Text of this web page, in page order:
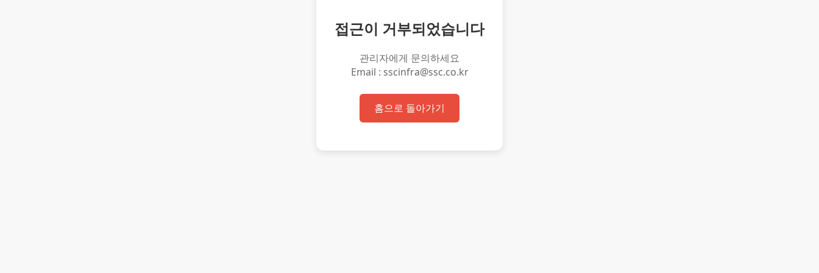
접근이 거부되었습니다
관리자에게 문의하세요
Email : sscinfra@ssc.co.kr
홈으로 돌아가기